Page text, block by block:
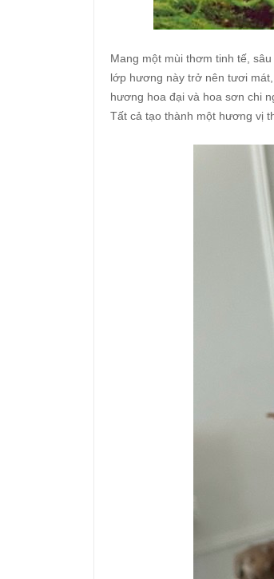
Mang một mùi thơm tinh tế,
lớp hương này trở nên tươi
hương hoa đại và hoa sơn chi
Tất cả tạo thành một hương vị